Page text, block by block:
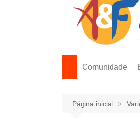
Comunidade
Página inicial